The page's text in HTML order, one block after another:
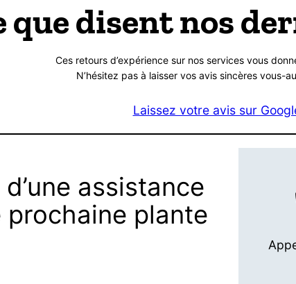
que disent nos
Ces retours d’expérience sur nos services vous
N’hésitez pas à laisser vos avis sincères vous-
Laissez votre avis sur
assistance
plante